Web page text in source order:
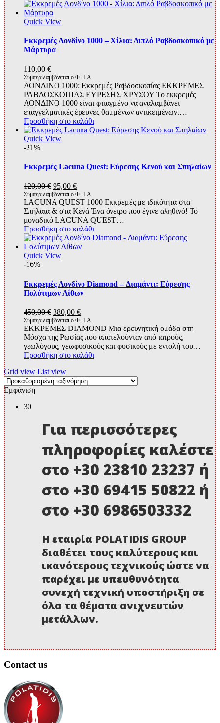
Quick View
Εκκρεμές Λονδίνο 1000 – Χίλια: Διπλό Ραβδοσκοπικό με
Μάρτυρα
110,00 €
Συμπεριλαμβάνεται ο Φ.Π.Α
ΛΟΝΔΙΝΟ 1000: Εκκρεμές Ραβδοσκοπίας ΕΚΚΡΕΜΕΣ
ΡΑΒΔΟΣΚΟΠΙΑΣ ΕΥΡΕΣΗΣ ΧΡΥΣΟΥ Το εκκρεμές
ΛΟΝΔΙΝΟ 1000 είναι φτιαγμένο να αναλαμβάνει
επαγγελματικές έρευνες θαμμένων αντικειμένων.…
Προσθήκη στο καλάθι
Quick View
-21%
Εκκρεμές Lacuna Quest: Εύρεσης Κενού και Σπηλαίων
120,00€ Original
price
was:
120,00 €.
95,00 €Η
τρέχουσα
τιμή
είναι:
95,00 €.
Συμπεριλαμβάνεται ο Φ.Π.Α
LACUNA QUEST 1000 Εκκρεμές με ιδικότητα στα
Σπήλαια & στα Κενά Ένα όνειρο που έγινε αληθινό! Το
μοναδικό LACUNA QUEST…
Προσθήκη στο καλάθι
Quick View
-16%
Εκκρεμές Λονδίνο Diamond – Διαμάντι: Εύρεσης
Πολύτιμων Λίθων
450,00€ Original
price
was:
450,00 €.
380,00 €Η
τρέχουσα
τιμή
είναι:
380,00 €.
Συμπεριλαμβάνεται ο Φ.Π.Α
ΕΚΚΡΕΜΕΣ DIAMOND Μια ερευνητική ομάδα στη
Μόσχα της Ρωσίας που αποτελούνταν από ιατρούς,
γεωλόγους, γεωφυσικούς και φυσικούς με εντολή του…
Προσθήκη στο καλάθι
Grid view List view
Εμφάνιση
30
Για περισσότερες
πληροφορίες καλέστε
στο +30 23810 23237 ή
στο +30 69415 50822 ή
στο +30 6986503332
Η εταιρία POLATIDIS GROUP
διαθέτει τους καλύτερους και
ικανότερους τεχνικούς ώστε να
παρέχει με υπευθυνότητα
συνεχή τεχνική υποστήριξη σε
όλα τα θέματα ανιχνευτών
μετάλλων.
Contact us